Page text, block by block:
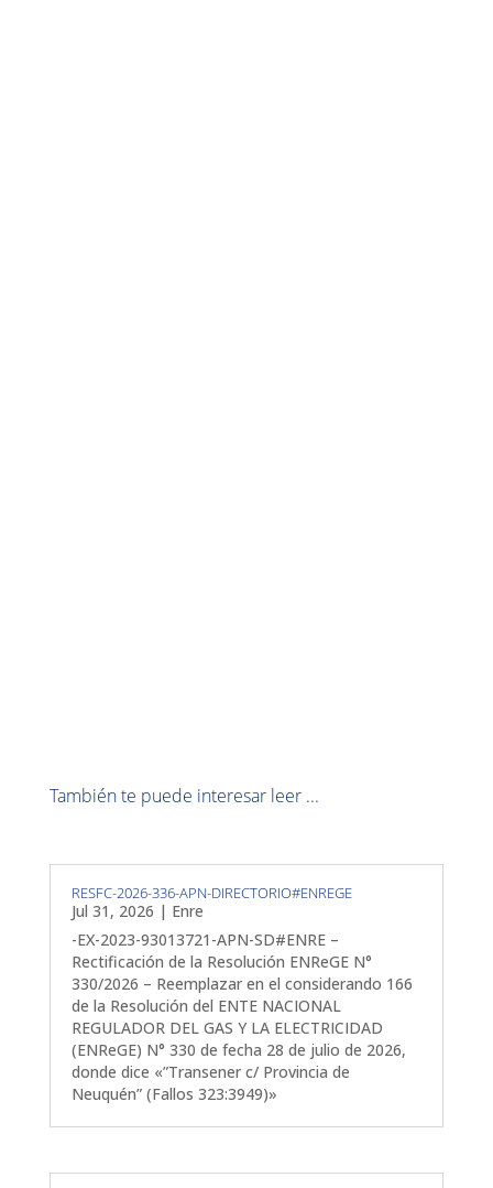
También te puede interesar leer ...
RESFC-2026-336-APN-DIRECTORIO#ENREGE
Jul 31, 2026 | Enre
-EX-2023-93013721-APN-SD#ENRE –
Rectificación de la Resolución ENReGE N°
330/2026 – Reemplazar en el considerando 166
de la Resolución del ENTE NACIONAL
REGULADOR DEL GAS Y LA ELECTRICIDAD
(ENReGE) N° 330 de fecha 28 de julio de 2026,
donde dice «”Transener c/ Provincia de
Neuquén” (Fallos 323:3949)»